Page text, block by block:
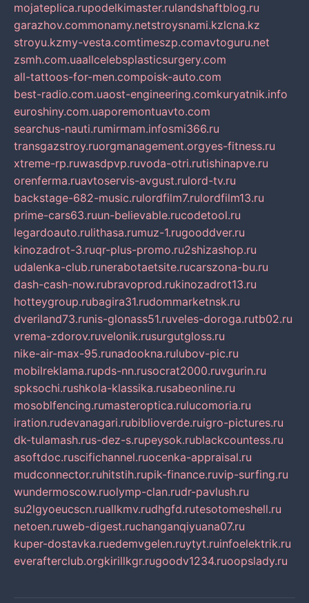
mojateplica.rupodelkimaster.rulandshaftblog.ru
garazhov.commonamy.netstroysnami.kzlcna.kz
stroyu.kzmy-vesta.comtimeszp.comavtoguru.net
zsmh.com.uaallcelebsplasticsurgery.com
all-tattoos-for-men.compoisk-auto.com
best-radio.com.uaost-engineering.comkuryatnik.info
euroshiny.com.uaporemontuavto.com
searchus-nauti.rumirmam.infosmi366.ru
transgazstroy.ruorgmanagement.orgyes-fitness.ru
xtreme-rp.ruwasdpvp.ruvoda-otri.rutishinapve.ru
orenferma.ruavtoservis-avgust.rulord-tv.ru
backstage-682-music.rulordfilm7.rulordfilm13.ru
prime-cars63.ruun-believable.rucodetool.ru
legardoauto.rulithasa.rumuz-1.rugooddver.ru
kinozadrot-3.ruqr-plus-promo.ru2shizashop.ru
udalenka-club.runerabotaetsite.rucarszona-bu.ru
dash-cash-now.rubravoprod.rukinozadrot13.ru
hotteygroup.rubagira31.rudommarketnsk.ru
dveriland73.runis-glonass51.ruveles-doroga.rutb02.ru
vrema-zdorov.ruvelonik.rusurgutgloss.ru
nike-air-max-95.runadookna.rulubov-pic.ru
mobilreklama.rupds-nn.rusocrat2000.ruvgurin.ru
spksochi.rushkola-klassika.rusabeonline.ru
mosoblfencing.rumasteroptica.rulucomoria.ru
iration.rudevanagari.rubiblioverde.ruigro-pictures.ru
dk-tulamash.rus-dez-s.rupeysok.rublackcountess.ru
asoftdoc.ruscifichannel.ruocenka-appraisal.ru
mudconnector.ruhitstih.rupik-finance.ruvip-surfing.ru
wundermoscow.ruolymp-clan.rudr-pavlush.ru
su2lgyoeucscn.ruallkmv.rudhgfd.rutesotomeshell.ru
netoen.ruweb-digest.ruchanganqiyuana07.ru
kuper-dostavka.ruedemvgelen.ruytyt.ruinfoelektrik.ru
everafterclub.orgkirillkgr.rugoodv1234.ruoopslady.ru